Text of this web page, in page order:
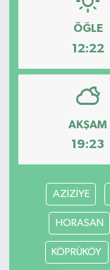
ÖĞLE
12:22
AKŞAM
19:23
AZİZİYE
HORASAN
KÖPRÜKÖY